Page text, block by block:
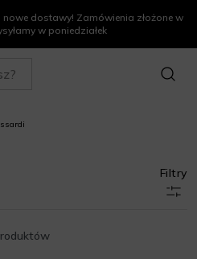
dostawy! Zamówienia złożone w
w poniedziałek
SZUKAJ
Filtry